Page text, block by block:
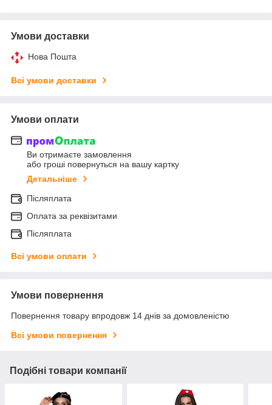
Умови доставки
Нова Пошта
Всі умови доставки
Умови оплати
Ви отримаєте замовлення
або гроші повернуться на вашу картку
Детальніше
Післяплата
Оплата за реквізитами
Післяплата
Всі умови оплати
Умови повернення
Повернення товару впродовж 14 днів за домовленістю
Всі умови повернення
Подібні товари компанії